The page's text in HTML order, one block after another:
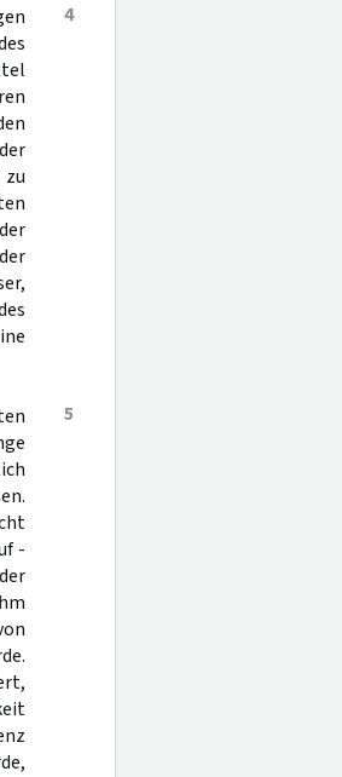
4
5
-